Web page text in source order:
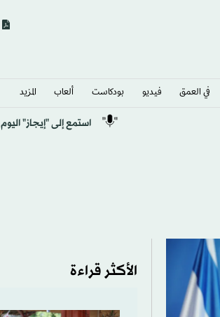
في العمق فيديو بودكاست ألعاب المزيد
استمع إلى "إيجاز" اليوم
الأكثر قراءة